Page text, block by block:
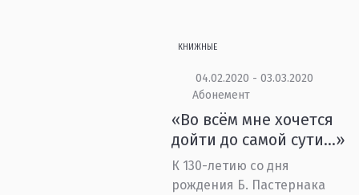
КНИЖНЫЕ
04.02.2020 - 03.03.2020
Абонемент
«Во всём мне хочется
дойти до самой сути…»
К 130-летию со дня
рождения Б. Пастернака